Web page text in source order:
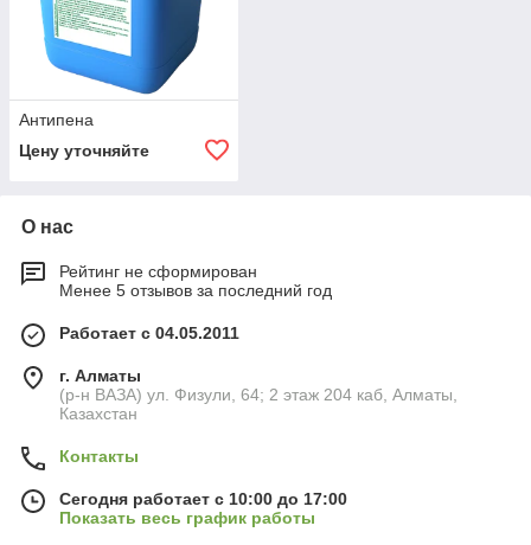
Антипена
Цену уточняйте
О нас
Рейтинг не сформирован
Менее 5 отзывов за последний год
Работает с 04.05.2011
г. Алматы
(р-н ВАЗА) ул. Физули, 64; 2 этаж 204 каб, Алматы,
Казахстан
Контакты
Сегодня работает с 10:00 до 17:00
Показать весь график работы